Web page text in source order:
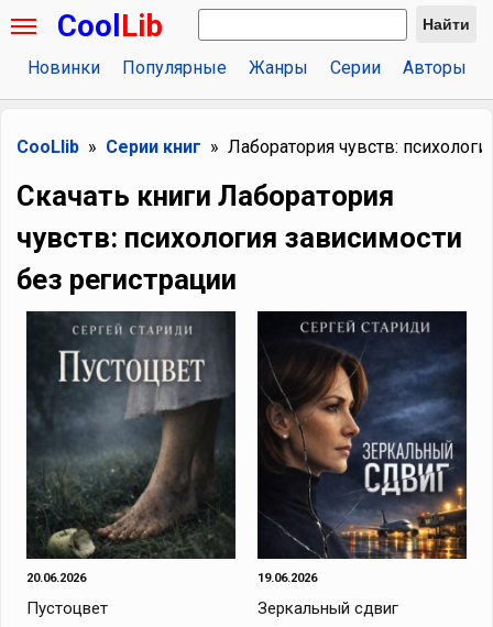
Cool Lib Найти
Новинки Популярные Жанры Серии Авторы
CooLlib Серии книг Лаборатория чувств:
Скачать книги Лаборатория
чувств: психология зависимости
без регистрации
20.06.2026
Пустоцвет
19.06.2026
Зеркальный сдвиг